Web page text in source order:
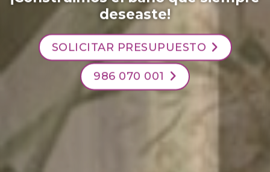
deseaste!
SOLICITAR PRESUPUESTO
986 070 001